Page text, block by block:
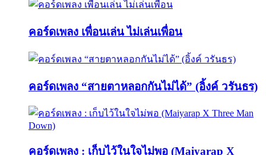
คอร์ดเพลง เพื่อนเล่น ไม่เล่นเพื่อน
คอร์ดเพลง “สายตาหลอกกันไม่ได้” (อิ้งค์ วรันธร)
คอร์ดเพลง : เก็บไว้ในใจไม่พอ (Maiyarap X